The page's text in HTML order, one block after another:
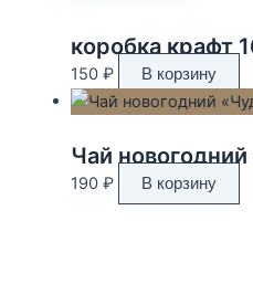
коробка крафт
150 ₽ В корзину
Чай
190 ₽ В корзину